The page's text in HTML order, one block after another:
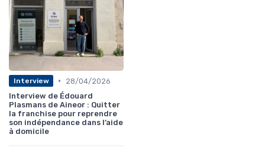
Interview •
28/04/2026
Interview de Édouard
Plasmans de Aineor : Quitter
la franchise pour reprendre
son indépendance dans l’aide
à domicile